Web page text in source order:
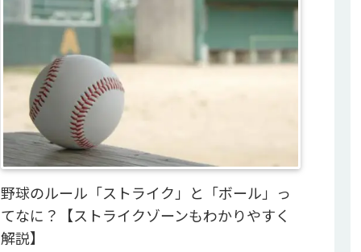
野球のルール「ストライク」と「ボール」っ
てなに？【ストライクゾーンもわかりやすく
解説】